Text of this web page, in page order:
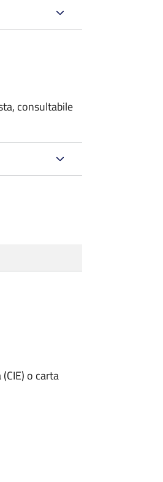
consultabile
o carta